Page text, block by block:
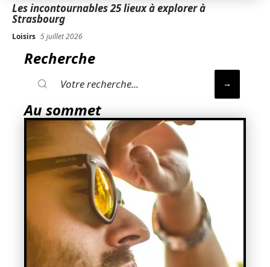
Les incontournables 25 lieux à explorer à
Strasbourg
Loisirs 5 juillet 2026
Recherche
Au sommet